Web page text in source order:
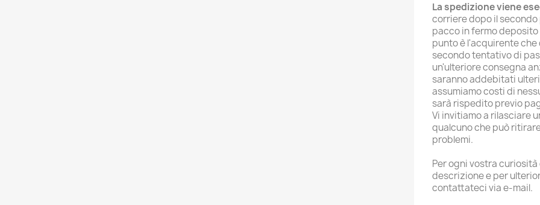
La spedizione viene
corriere dopo il
pacco in fermo
punto è l'acquirente che
secondo tentativo di
un'ulteriore consegna
saranno addebitati
assumiamo costi di
sarà rispedito previo
Vi invitiamo a rilasciare
qualcuno che può
problemi.
Per ogni vostra
descrizione e per
contattateci via e-mail.